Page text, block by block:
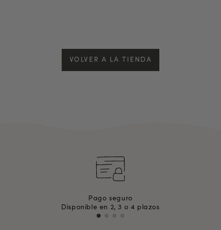
VOLVER A LA TIENDA
Pago seguro
Disponible en 2, 3 o 4 plazos